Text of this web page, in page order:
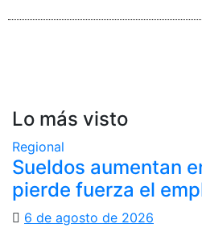
Lo más visto
Regional
Sueldos aumentan
pierde fuerza el
6 de agosto de 2026